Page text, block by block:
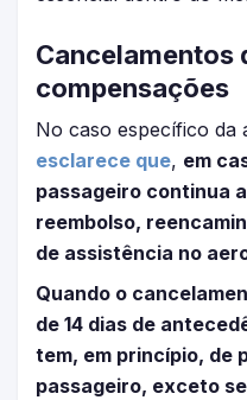
Cancelamentos
compensações
No caso específico da
esclarece que, em
passageiro continua
reembolso,
de assistência no
Quando o
de 14 dias de
tem, em princípio, de
passageiro, exceto